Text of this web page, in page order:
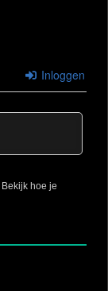
Inloggen
Bekijk hoe je